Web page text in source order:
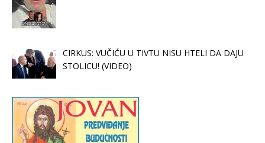
CIRKUS: VUČIĆU U TIVTU NISU HTELI DA DAJU
STOLICU! (VIDEO)